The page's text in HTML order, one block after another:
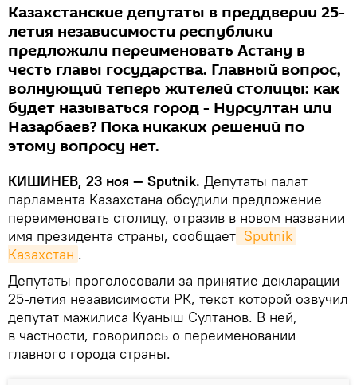
Казахстанские депутаты в преддверии 25-
летия независимости республики
предложили переименовать Астану в
честь главы государства. Главный вопрос,
волнующий теперь жителей столицы: как
будет называться город - Нурсултан или
Назарбаев? Пока никаких решений по
этому вопросу нет.
КИШИНЕВ, 23 ноя — Sputnik. Депутаты палат
парламента Казахстана обсудили предложение
переименовать столицу, отразив в новом названии
имя президента страны, сообщает Sputnik
Казахстан .
Депутаты проголосовали за принятие декларации
25-летия независимости РК, текст которой озвучил
депутат мажилиса Куаныш Султанов. В ней,
в частности, говорилось о переименовании
главного города страны.